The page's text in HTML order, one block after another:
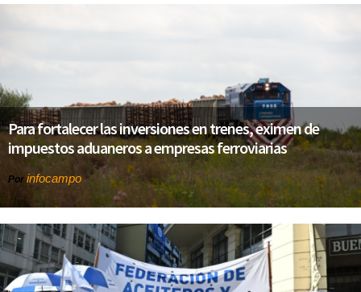
Para fortalecer las inversiones en trenes, eximen de
impuestos aduaneros a empresas ferroviarias
Por infocampo